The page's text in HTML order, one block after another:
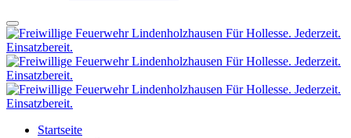
Startseite